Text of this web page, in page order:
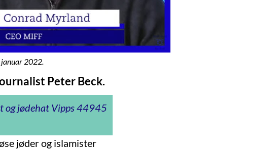
2022.
Peter Beck.
og jødehat Vipps 44945
jøder og islamister